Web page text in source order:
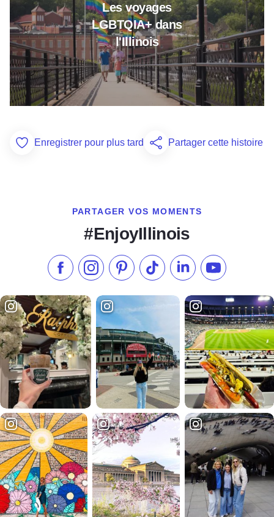
Les voyages
LGBTQIA+ dans
l'Illinois
Add to Favorites
Enregistrer pour plus tard Partager cette histoire
PARTAGER VOS MOMENTS
#EnjoyIllinois
Aimez-nous sur Facebook
Suivez-nous sur Instagram
Consultez notre Pinterest
Suivez-nous sur TikTok
Suivez-nous sur
S'abonner à